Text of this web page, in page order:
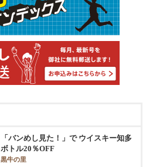
「バンめし見た！」で ウイスキー知多
ボトル20％OFF
黒牛の里